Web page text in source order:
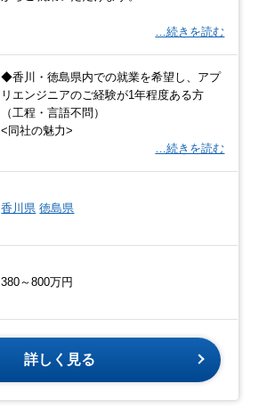
…続きを読む
◆香川・徳島県内での就業を希望し、アプ
リエンジニアのご経験が1年程度ある方
（工程・言語不問）
<同社の魅力>
…続きを読む
香川県 徳島県
380～800万円
詳しく見る